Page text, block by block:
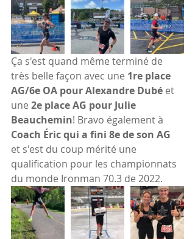
Ça s'est quand même terminé de
très belle façon avec une 1re place
AG/6e OA pour Alexandre Dubé et
une 2e place AG pour Julie
Beauchemin! Bravo également à
Coach Éric qui a fini 8e de son AG
et s'est du coup mérité une
qualification pour les championnats
du monde Ironman 70.3 de 2022.